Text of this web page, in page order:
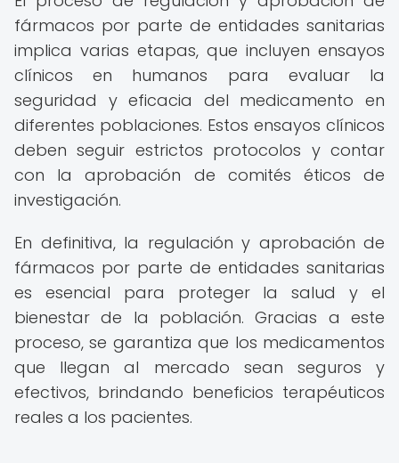
fármacos por parte de entidades sanitarias
implica varias etapas, que incluyen ensayos
clínicos en humanos para evaluar la
seguridad y eficacia del medicamento en
diferentes poblaciones. Estos ensayos clínicos
deben seguir estrictos protocolos y contar
con la aprobación de comités éticos de
investigación.
En definitiva, la regulación y aprobación de
fármacos por parte de entidades sanitarias
es esencial para proteger la salud y el
bienestar de la población. Gracias a este
proceso, se garantiza que los medicamentos
que llegan al mercado sean seguros y
efectivos, brindando beneficios terapéuticos
reales a los pacientes.